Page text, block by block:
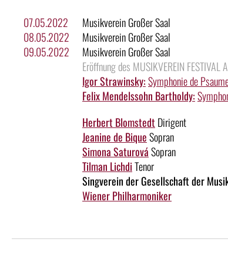
07.05.2022
Musikverein Großer Saal
08.05.2022
Musikverein Großer Saal
09.05.2022
Musikverein Großer Saal
Eröffnung des MUSIKVEREIN
Igor Strawinsky:Symphonie de
Felix Mendelssohn Bartholdy:
Herbert Blomstedt Dirigent
Jeanine de BiqueSopran
Simona SaturováSopran
Tilman LichdiTenor
Singverein der Gesellschaft der
Wiener Philharmoniker